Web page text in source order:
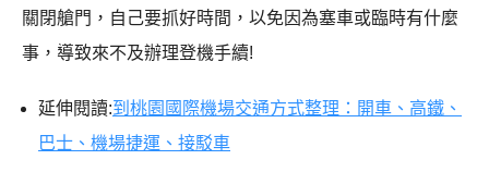
關閉艙門，自己要抓好時間，以免因為塞車或臨時有什麼
事，導致來不及辦理登機手續!
延伸閱讀:到桃園國際機場交通方式整理：開車、高鐵、
巴士、機場捷運、接駁車